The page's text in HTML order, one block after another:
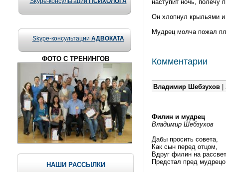
Skype-консультации АДВОКАТА
ФОТО С ТРЕНИНГОВ
НАШИ РАССЫЛКИ
наступит ночь, полечу
Он хлопнул крыльями и
Мудрец молча пожал
Комментарии
Владимир Шебзухов
Филин и мудрец
Владимир Шебзухов
Дабы просить совета,
Как сын перед отцом,
Вдруг филин на
Предстал пред